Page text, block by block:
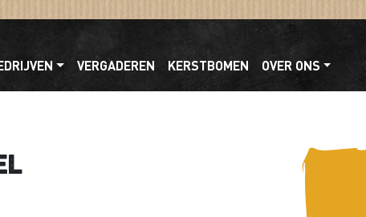
VERGADEREN KERSTBOMEN OVER ONS